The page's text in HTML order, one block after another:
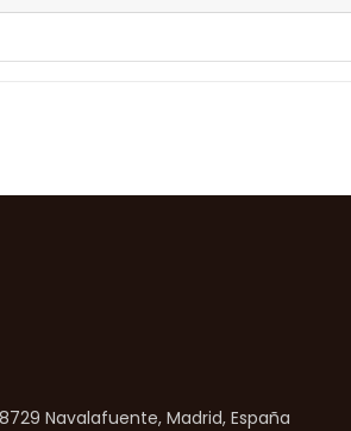
Navalafuente, Madrid, España